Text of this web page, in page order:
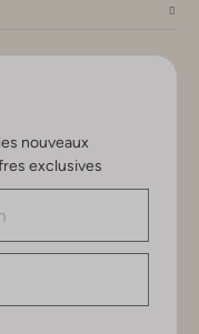
nouveaux
exclusives